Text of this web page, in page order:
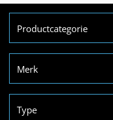
Productcategorie
Merk
Type